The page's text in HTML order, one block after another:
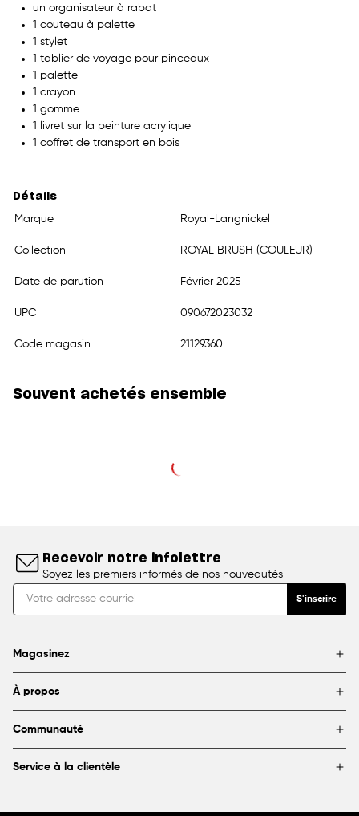
un organisateur à rabat
1 couteau à palette
1 stylet
1 tablier de voyage pour pinceaux
1 palette
1 crayon
1 gomme
1 livret sur la peinture acrylique
1 coffret de transport en bois
Détails
Marque
Royal-Langnickel
Collection ROYAL BRUSH (COULEUR)
Date de parution Février 2025
UPC 090672023032
Code magasin 21129360
Souvent achetés ensemble
Recevoir notre infolettre
Soyez les premiers informés de nos nouveautés
S'inscrire
Magasinez
Marques
Blogue
À propos
Magasins
Partenariats et commandites
Communauté
FAQ
Service à la clientèle